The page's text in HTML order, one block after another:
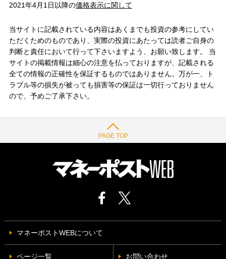
2021年4月1日以降の価格表示に関して
当サイトに記載されている内容はあくまでも投資の参考にしてい
ただくためのものであり、実際の投資にあたっては読者ご自身の
判断と責任において行って下さいますよう、お願い致します。 当
サイトの掲載情報は細心の注意を払っておりますが、記載される
全ての情報の正確性を保証するものではありません。万が一、ト
ラブル等の損失が被っても損害等の保証は一切行っておりません
ので、予めご了承下さい。
PAGE TOP
マネーポストWEBについて
ページ一覧 お問い合わせ